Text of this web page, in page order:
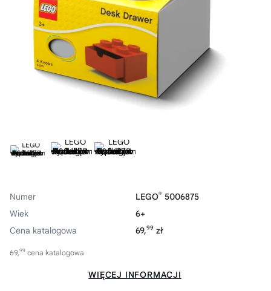
Numer LEGO® 5006875
Wiek
6+
Cena katalogowa
69,99 zł
69,99 cena katalogowa
WIĘCEJ INFORMACJI